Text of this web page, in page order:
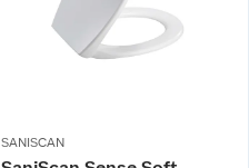
SANISCAN